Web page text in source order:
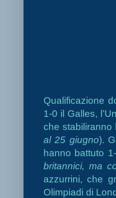
Qualificazione
1-0 il Galles,
che stabiliranno
al 25 giugno).
hanno battuto
britannici, ma
azzurrini, che
Olimpiadi di